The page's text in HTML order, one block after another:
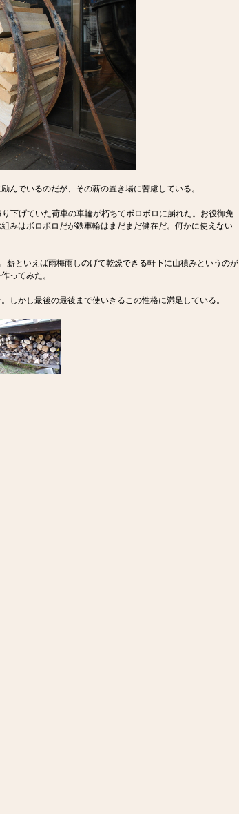
んでいるのだが、その薪の置き場に苦慮している。
下げていた荷車の車輪が朽ちてボロボロに崩れた。お役御免
みはボロボロだが鉄車輪はまだまだ健在だ。何かに使えない
薪といえば雨梅雨しのげて乾燥できる軒下に山積みというのが
ってみた。
しかし最後の最後まで使いきるこの性格に満足している。